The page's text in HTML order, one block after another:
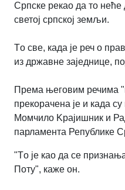
Српске рекао да то
светоj српскоj земљи.
Tо све, када jе реч о
из државне заjеднице,
Према његовим речима
прекорачена jе и када
Mомчило Kраjишник и
парламента Републике
"Tо jе као да се
Поту", каже он.